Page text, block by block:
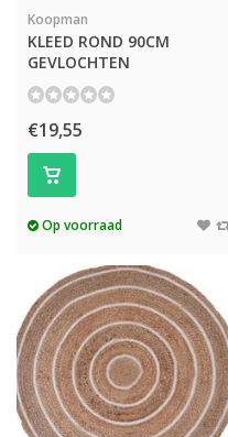
Koopman
KLEED ROND 90CM
GEVLOCHTEN
€19,55
Op voorraad